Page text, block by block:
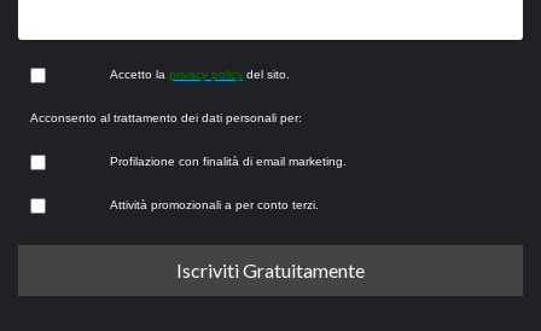
Accetto la privacy policy del sito.
Acconsento al trattamento dei dati personali per:
Profilazione con finalità di email marketing.
Attività promozionali a per conto terzi.